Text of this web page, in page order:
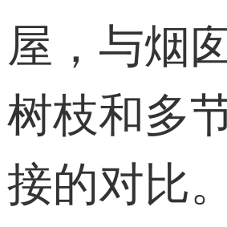
屋，与烟
树枝和多
接的对比